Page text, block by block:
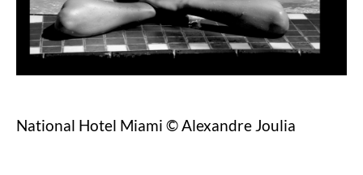
National Hotel Miami © Alexandre Joulia